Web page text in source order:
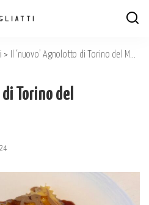
> Il ‘nuovo’ Agnolotto di Torino del Magorabin.
Torino del